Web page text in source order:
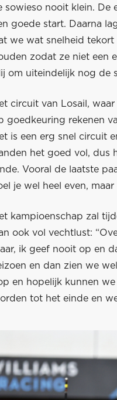
sowieso nooit klein. De
goede start. Daarna
we wat snelheid
zodat ze niet een
om uiteindelijk nog de
circuit van Losail,
goedkeuring rekenen
is een erg snel circuit
het goed vol, dus
Vooral de laatste
je wel heel even,
kampioenschap zal
ook vol vechtlust:
ik geef nooit op en
en dan zien we
en hopelijk kunnen
tot het einde en